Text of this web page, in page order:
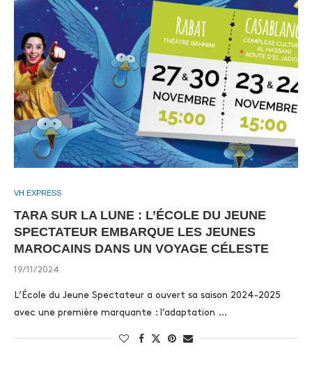
VH EXPRESS
TARA SUR LA LUNE : L’ÉCOLE DU JEUNE
SPECTATEUR EMBARQUE LES JEUNES
MAROCAINS DANS UN VOYAGE CÉLESTE
19/11/2024
L’École du Jeune Spectateur a ouvert sa saison 2024-2025
avec une première marquante : l’adaptation …